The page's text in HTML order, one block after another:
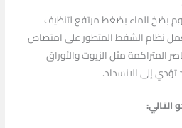
بضخ الماء بضغط مرتفع لتنظيف
يعمل نظام الشفط المتطور على امتصاص
المتراكمة مثل الزيوت والأوراق
تؤدي إلى الانسداد.
التالي: